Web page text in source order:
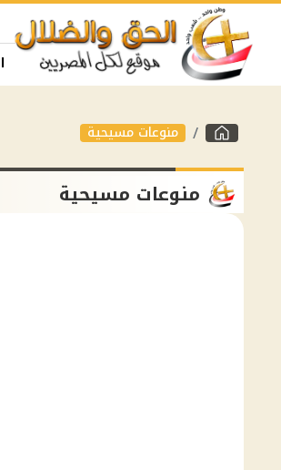
منوعات مسيحية
منوعات مسيحية